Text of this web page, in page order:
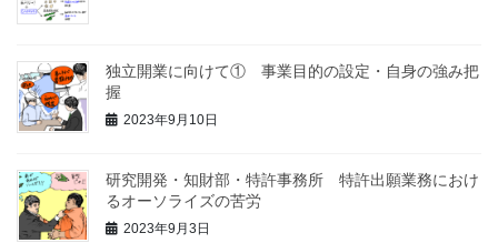
独立開業に向けて① 事業目的の設定・自身の強み把
握
2023年9月10日
研究開発・知財部・特許事務所 特許出願業務におけ
るオーソライズの苦労
2023年9月3日